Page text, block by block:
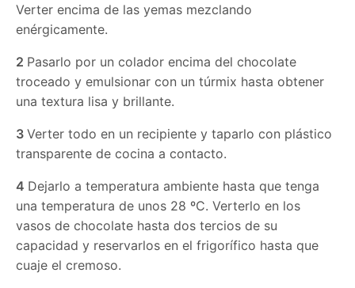
Verter encima de las yemas mezclando
enérgicamente.
2 Pasarlo por un colador encima del chocolate
troceado y emulsionar con un túrmix hasta obtener
una textura lisa y brillante.
3Verter todo en un recipiente y taparlo con plástico
transparente de cocina a contacto.
4 Dejarlo a temperatura ambiente hasta que tenga
una temperatura de unos 28 ºC. Verterlo en los
vasos de chocolate hasta dos tercios de su
capacidad y reservarlos en el frigorífico hasta que
cuaje el cremoso.